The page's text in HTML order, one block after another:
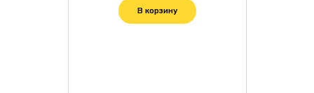
В корзину